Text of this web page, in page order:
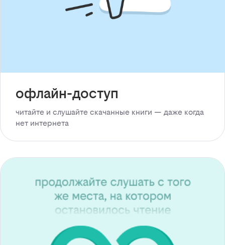
офлайн-доступ
читайте и слушайте скачанные книги — даже когда
нет интернета